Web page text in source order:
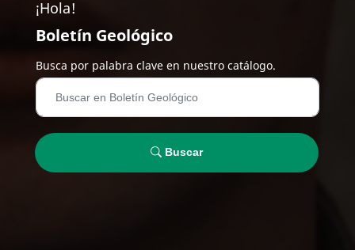
¡Hola!
Boletín Geológico
Busca por palabra clave en nuestro catálogo.
Buscar